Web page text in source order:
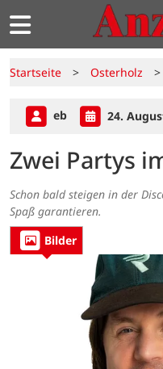
Startseite > Osterholz >
eb 24.
Zwei Partys
Schon bald steigen in der
Spaß garantieren.
Bilder